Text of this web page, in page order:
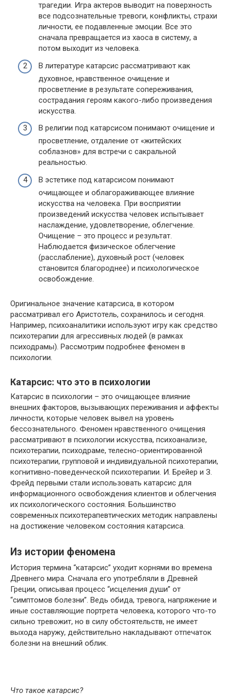
трагедии. Игра актеров выводит на поверхность
все подсознательные тревоги, конфликты, страхи
личности, ее подавленные эмоции. Все это
сначала превращается из хаоса в систему, а
потом выходит из человека.
В литературе катарсис рассматривают как
духовное, нравственное очищение и
просветление в результате сопереживания,
сострадания героям какого-либо произведения
искусства.
В религии под катарсисом понимают очищение и
просветление, отдаление от «житейских
соблазнов» для встречи с сакральной
реальностью.
В эстетике под катарсисом понимают
очищающее и облагораживающее влияние
искусства на человека. При восприятии
произведений искусства человек испытывает
наслаждение, удовлетворение, облегчение.
Очищение – это процесс и результат.
Наблюдается физическое облегчение
(расслабление), духовный рост (человек
становится благороднее) и психологическое
освобождение.
Оригинальное значение катарсиса, в котором
рассматривал его Аристотель, сохранилось и сегодня.
Например, психоаналитики используют игру как средство
психотерапии для агрессивных людей (в рамках
психодрамы). Рассмотрим подробнее феномен в
психологии.
Катарсис: что это в психологии
Катарсис в психологии – это очищающее влияние
внешних факторов, вызывающих переживания и аффекты
личности, которые человек вывел на уровень
бессознательного. Феномен нравственного очищения
рассматривают в психологии искусства, психоанализе,
психотерапии, психодраме, телесно-ориентированной
психотерапии, групповой и индивидуальной психотерапии,
когнитивно-поведенческой психотерапии. И. Брейер и З.
Фрейд первыми стали использовать катарсис для
информационного освобождения клиентов и облегчения
их психологического состояния. Большинство
современных психотерапевтических методик направлены
на достижение человеком состояния катарсиса.
Из истории феномена
История термина “катарсис” уходит корнями во времена
Древнего мира. Сначала его употребляли в Древней
Греции, описывая процесс “исцеления души” от
“симптомов болезни”. Ведь обида, тревога, напряжение и
иные составляющие портрета человека, которого что-то
сильно тревожит, но в силу обстоятельств, не имеет
выхода наружу, действительно накладывают отпечаток
болезни на внешний облик.
Что такое катарсис?